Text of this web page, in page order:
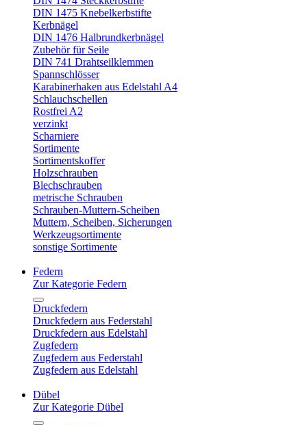
DIN 1475 Knebelkerbstifte
Kerbnägel
DIN 1476 Halbrundkerbnägel
Zubehör für Seile
DIN 741 Drahtseilklemmen
Spannschlösser
Karabinerhaken aus Edelstahl A4
Schlauchschellen
Rostfrei A2
verzinkt
Scharniere
Sortimente
Sortimentskoffer
Holzschrauben
Blechschrauben
metrische Schrauben
Schrauben-Muttern-Scheiben
Muttern, Scheiben, Sicherungen
Werkzeugsortimente
sonstige Sortimente
Federn
Zur Kategorie Federn
Druckfedern
Druckfedern aus Federstahl
Druckfedern aus Edelstahl
Zugfedern
Zugfedern aus Federstahl
Zugfedern aus Edelstahl
Dübel
Zur Kategorie Dübel